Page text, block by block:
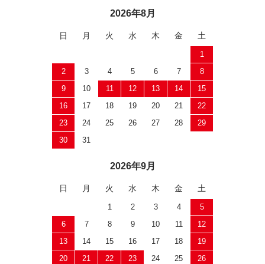
2026年8月
日 月 火 水 木 金 土
1
2
3 4 5 6 7
8
9
10 11 12 13 14
15
16
17 18 19 20 21
22
23
24 25 26 27 28
29
30
31
2026年9月
日 月 火 水 木 金 土
1 2 3 4
5
6
7 8 9 10 11
12
13
14 15 16 17 18
19
20
21 22 23 24 25
26